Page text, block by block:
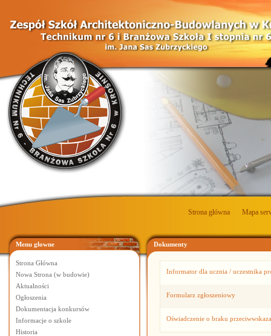
Strona główna Mapa
Menu głowne
Strona Główna
Nowa Strona (w budowie)
Aktualności
Ogłoszenia
Dokumentacja konkursów
Informacje o szkole
Historia
Dokumenty
Informator dla ucznia / uczestnika
Formularz zgłoszeniowy
Oświadczenie o braku